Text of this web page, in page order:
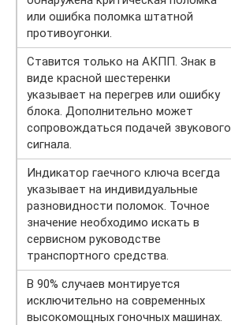
или ошибка поломка штатной
противоугонки.
Ставится только на АКПП. Знак в
виде красной шестеренки
указывает на перегрев или ошибку
блока. Дополнительно может
сопровождаться подачей звукового
сигнала.
Индикатор гаечного ключа всегда
указывает на индивидуальные
разновидности поломок. Точное
значение необходимо искать в
сервисном руководстве
транспортного средства.
В 90% случаев монтируется
исключительно на современных
высокомощных гоночных машинах.